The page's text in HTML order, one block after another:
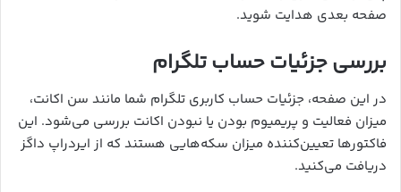
صفحه بعدی هدایت شوید.
بررسی جزئیات حساب تلگرام
در این صفحه، جزئیات حساب کاربری تلگرام شما مانند سن اکانت،
میزان فعالیت و پریمیوم بودن یا نبودن اکانت بررسی می‌شود. این
فاکتورها تعیین‌کننده میزان سکه‌هایی هستند که از ایردراپ داگز
دریافت می‌کنید.